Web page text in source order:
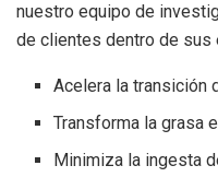
nuestro equipo de
de clientes dentro de sus
Acelera la transición
Transforma la grasa
Minimiza la ingesta